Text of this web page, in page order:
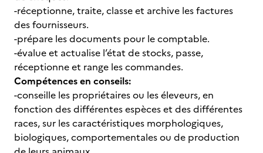
-réceptionne, traite, classe et archive les factures
des fournisseurs.
-prépare les documents pour le comptable.
-évalue et actualise l’état de stocks, passe,
réceptionne et range les commandes.
Compétences en conseils:
-conseille les propriétaires ou les éleveurs, en
fonction des différentes espèces et des différentes
races, sur les caractéristiques morphologiques,
biologiques, comportementales ou de production